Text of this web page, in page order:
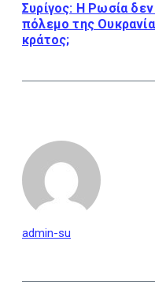
Συρίγος: Η Ρωσία
πόλεμο της
κράτος;
admin-su